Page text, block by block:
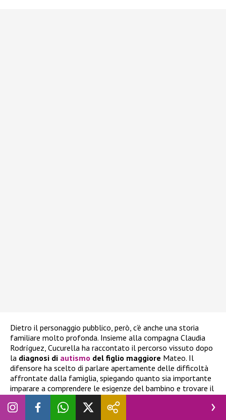
Dietro il personaggio pubblico, però, c’è anche una storia
familiare molto profonda. Insieme alla compagna Claudia
Rodríguez, Cucurella ha raccontato il percorso vissuto dopo
la diagnosi di autismo del figlio maggiore Mateo. Il
difensore ha scelto di parlare apertamente delle difficoltà
affrontate dalla famiglia, spiegando quanto sia importante
imparare a comprendere le esigenze del bambino e trovare il
ultimi giorni sui social è circolata una versione molto